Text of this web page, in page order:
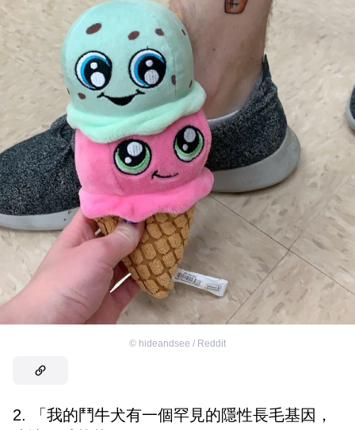
© hideandsee / Reddit
2. 「我的鬥牛犬有一個罕見的隱性長毛基因，